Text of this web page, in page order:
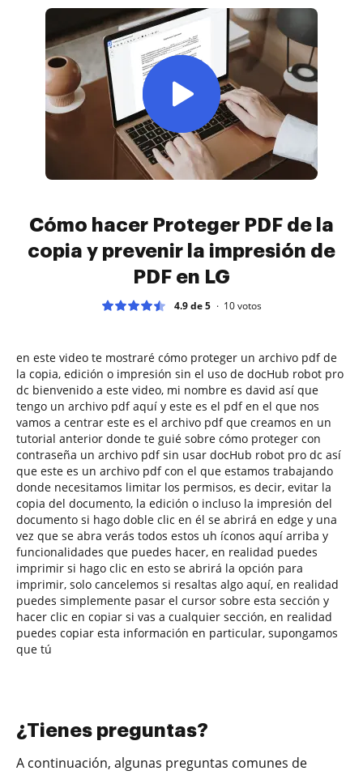
Cómo hacer Proteger PDF de la
copia y prevenir la impresión de
PDF en LG
4.9 de 5 10votos
en este video te mostraré cómo proteger un archivo pdf de
la copia, edición o impresión sin el uso de docHub robot pro
dc bienvenido a este video, mi nombre es david así que
tengo un archivo pdf aquí y este es el pdf en el que nos
vamos a centrar este es el archivo pdf que creamos en un
tutorial anterior donde te guié sobre cómo proteger con
contraseña un archivo pdf sin usar docHub robot pro dc así
que este es un archivo pdf con el que estamos trabajando
donde necesitamos limitar los permisos, es decir, evitar la
copia del documento, la edición o incluso la impresión del
documento si hago doble clic en él se abrirá en edge y una
vez que se abra verás todos estos uh íconos aquí arriba y
funcionalidades que puedes hacer, en realidad puedes
imprimir si hago clic en esto se abrirá la opción para
imprimir, solo cancelemos si resaltas algo aquí, en realidad
puedes simplemente pasar el cursor sobre esta sección y
hacer clic en copiar si vas a cualquier sección, en realidad
puedes copiar esta información en particular, supongamos
que tú
¿Tienes preguntas?
A continuación, algunas preguntas comunes de